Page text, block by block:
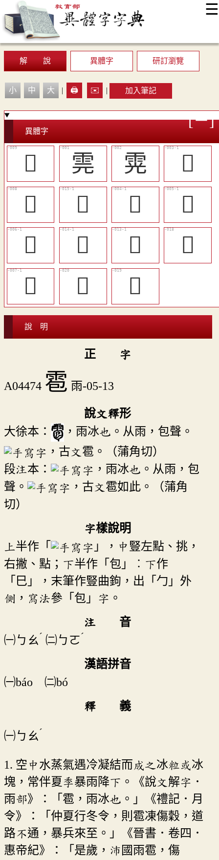
☰
最新消息
顯示模式
網站導覽
解 說
異體字 研訂瀏覽
小 中 大 | 🖨️ ✉️ | 加入筆記
異體字
󶟹 䨌 䨔
𩄉
󶟸
󶟼 𩅒
𩅟
𩆗
󶟻 󶟺
󶟽
𩇌
󶟿 󶟾
說 明
正 字
A04474 雹 雨-05-13
說文釋形
大徐本：
，雨冰也。从雨，包聲。
，古文雹。（蒲角切）
段注本：
，雨冰也。从雨，包
聲。
，古文雹如此。（蒲角
切）
字樣說明
上半作「
」，中豎左點、挑，
右撇、點；下半作「包」︰下作
「巳」，末筆作豎曲鉤，出「勹」外
側，寫法參「包」字。
注 音
㈠ㄅㄠˊ ㈡ㄅㄛˊ
漢語拼音
㈠báo ㈡bó
釋 義
㈠ㄅㄠˊ
1. 空中水蒸氣遇冷凝結而成之冰粒或冰
塊，常伴夏季暴雨降下。《說文解字．
雨部》：「雹，雨冰也。」《禮記．月
令》：「仲夏行冬令，則雹凍傷穀，道
路不通，暴兵來至。」《晉書．卷四．
惠帝紀》：「是歲，沛國雨雹，傷